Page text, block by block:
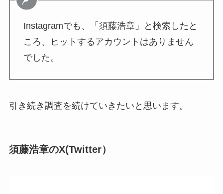
Instagramでも、「須藤浩章」と検索したと
ころ、ヒットするアカウントはありません
でした。
引き続き調査を続けていきたいと思います。
須藤浩章のX(Twitter）